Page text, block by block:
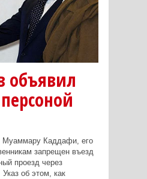
объявил
Муаммару Каддафи, его
запрещен въезд
проезд через
об этом, как